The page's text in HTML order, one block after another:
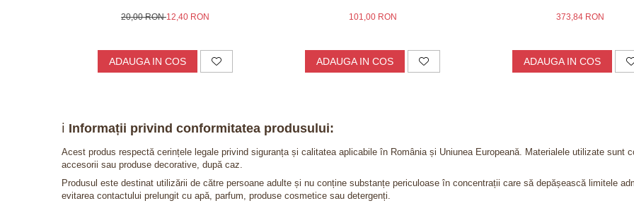
20,00 RON12,40 RON
ADAUGA IN COS
101,00 RON
ADAUGA IN COS
373,84 RON
ADAUGA IN COS
ℹ️ Informații privind conformitatea produsului:
Acest produs respectă cerințele legale privind siguranța și calitatea aplicabile în România și Uniunea Europeană. Materialele utilizate sunt
accesorii sau produse decorative, după caz.
Produsul este destinat utilizării de către persoane adulte și nu conține substanțe periculoase în concentrații care să depășească limitele
evitarea contactului prelungit cu apă, parfum, produse cosmetice sau detergenți.